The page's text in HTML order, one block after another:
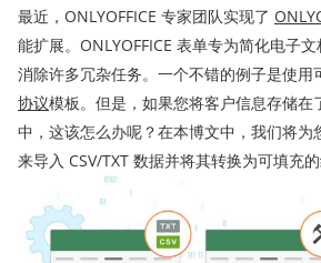
最近，ONLYOFFICE 专家团队实现了
能扩展。ONLYOFFICE 表单专为简化电子
消除许多冗杂任务。一个不错的例子是使用
协议模板。但是，如果您将客户信息存储在
中，这该怎么办呢？在本博文中，我们将为
来导入 CSV/TXT 数据并将其转换为可填充的